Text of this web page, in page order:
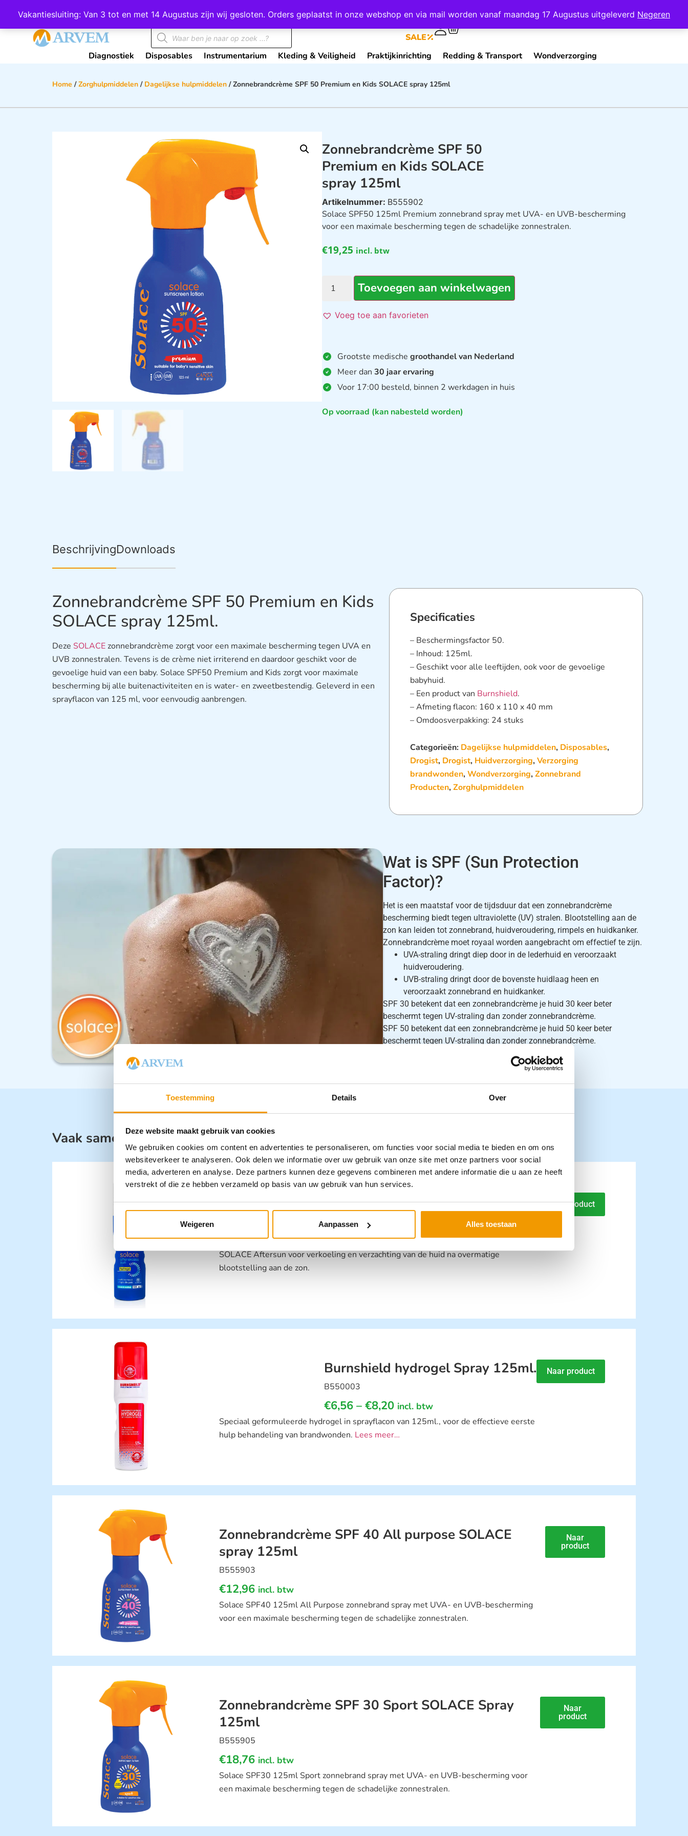
Toestemming Details Over
Deze website maakt gebruik van cookies
We gebruiken cookies om content en advertenties te personaliseren, om functies voor social media te bieden en om ons
websiteverkeer te analyseren. Ook delen we informatie over uw gebruik van onze site met onze partners voor social
media, adverteren en analyse. Deze partners kunnen deze gegevens combineren met andere informatie die u aan ze heeft
verstrekt of die ze hebben verzameld op basis van uw gebruik van hun services.
Weigeren Aanpassen Alles toestaan
Vakantiesluiting: Van 3 tot en met 14 Augustus zijn wij gesloten. Orders geplaatst in onze webshop en via mail worden vanaf maandag 17 Augustus uitgeleverd Negeren
Wij scoren een 4,8 op Google Mijn Account Contact
SALE
Diagnostiek Disposables Instrumentarium Kleding & Veiligheid Praktijkinrichting Redding & Transport Wondverzorging
Home /Zorghulpmiddelen / Dagelijkse hulpmiddelen / Zonnebrandcrème SPF 50 Premium en Kids SOLACE spray 125ml
Zonnebrandcrème SPF 50
Premium en Kids SOLACE
spray 125ml
Artikelnummer: B555902
Solace SPF50 125ml Premium zonnebrand spray met UVA- en UVB-bescherming
voor een maximale bescherming tegen de schadelijke zonnestralen.
€19,25 incl. btw
Toevoegen aan winkelwagen
Voeg toe aan favorieten
Grootste medischegroothandel van Nederland
Meer dan30 jaar ervaring
Voor 17:00 besteld, binnen 2 werkdagen in huis
Op voorraad (kan nabesteld worden)
BeschrijvingDownloads
Zonnebrandcrème SPF 50 Premium en Kids
SOLACE spray 125ml.
Deze SOLACE zonnebrandcrème zorgt voor een maximale bescherming tegen UVA en
UVB zonnestralen. Tevens is de crème niet irriterend en daardoor geschikt voor de
gevoelige huid van een baby. Solace SPF50 Premium and Kids zorgt voor maximale
bescherming bij alle buitenactiviteiten en is water- en zweetbestendig. Geleverd in een
sprayflacon van 125 ml, voor eenvoudig aanbrengen.
Specificaties
– Beschermingsfactor 50.
– Inhoud: 125ml.
– Geschikt voor alle leeftijden, ook voor de gevoelige
babyhuid.
– Een product van Burnshield.
– Afmeting flacon: 160 x 110 x 40 mm
– Omdoosverpakking: 24 stuks
Categorieën: Dagelijkse hulpmiddelen, Disposables,
Drogist, Drogist, Huidverzorging,Verzorging
brandwonden,Wondverzorging,Zonnebrand
Producten,Zorghulpmiddelen
Wat is SPF (Sun Protection
Factor)?
Het is een maatstaf voor de tijdsduur dat een zonnebrandcrème
bescherming biedt tegen ultraviolette (UV) stralen. Blootstelling aan de
zon kan leiden tot zonnebrand, huidveroudering, rimpels en huidkanker.
Zonnebrandcrème moet royaal worden aangebracht om effectief te zijn.
UVA-straling dringt diep door in de lederhuid en veroorzaakt
huidveroudering.
UVB-straling dringt door de bovenste huidlaag heen en
veroorzaakt zonnebrand en huidkanker.
SPF 30 betekent dat een zonnebrandcrème je huid 30 keer beter
beschermt tegen UV-straling dan zonder zonnebrandcrème.
SPF 50 betekent dat een zonnebrandcrème je huid 50 keer beter
beschermt tegen UV-straling dan zonder zonnebrandcrème.
Vaak samen gekocht met:
Naar product
Aftersun Solace gelspray 125 ml
B551015
€7,10 incl. btw
SOLACE Aftersun voor verkoeling en verzachting van de huid na overmatige
blootstelling aan de zon.
Naar product
Burnshield hydrogel Spray 125ml.
B550003
€6,56 – €8,20 incl. btw
Speciaal geformuleerde hydrogel in sprayflacon van 125ml., voor de effectieve eerste
hulp behandeling van brandwonden. Lees meer…
Naar
product
Zonnebrandcrème SPF 40 All purpose SOLACE
spray 125ml
B555903
€12,96 incl. btw
Solace SPF40 125ml All Purpose zonnebrand spray met UVA- en UVB-bescherming
voor een maximale bescherming tegen de schadelijke zonnestralen.
Naar
product
Zonnebrandcrème SPF 30 Sport SOLACE Spray
125ml
B555905
€18,76 incl. btw
Solace SPF30 125ml Sport zonnebrand spray met UVA- en UVB-bescherming voor
een maximale bescherming tegen de schadelijke zonnestralen.